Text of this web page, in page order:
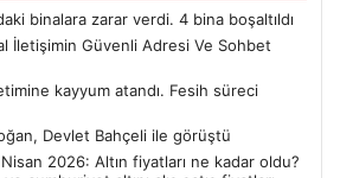
binalara zarar verdi. 4 bina boşaltıldı
İletişimin Güvenli Adresi Ve Sohbet
kayyum atandı. Fesih süreci
Devlet Bahçeli ile görüştü
Nisan 2026: Altın fiyatları ne kadar oldu?